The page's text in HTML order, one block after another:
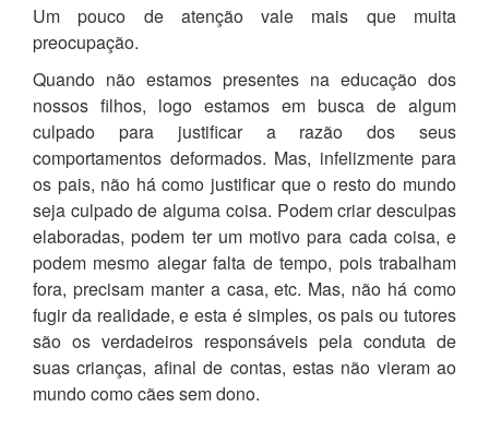
Um pouco de atenção vale mais que muita
preocupação.
Quando não estamos presentes na educação dos
nossos filhos, logo estamos em busca de algum
culpado para justificar a razão dos seus
comportamentos deformados. Mas, infelizmente para
os pais, não há como justificar que o resto do mundo
seja culpado de alguma coisa. Podem criar desculpas
elaboradas, podem ter um motivo para cada coisa, e
podem mesmo alegar falta de tempo, pois trabalham
fora, precisam manter a casa, etc. Mas, não há como
fugir da realidade, e esta é simples, os pais ou tutores
são os verdadeiros responsáveis pela conduta de
suas crianças, afinal de contas, estas não vieram ao
mundo como cães sem dono.